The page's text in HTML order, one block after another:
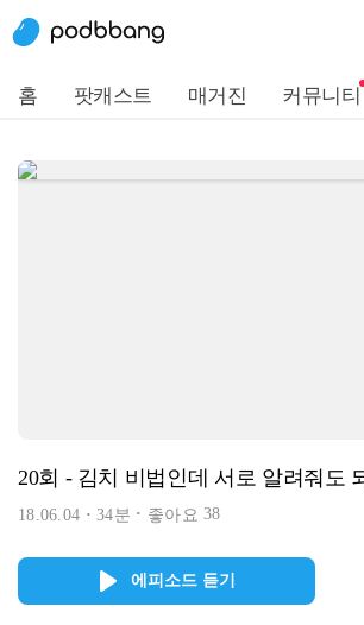
홈 팟캐스트 매거진 커뮤니티
20회 - 김치 비법인데 서로 알려줘도
18.06.04 34분 좋아요38
에피소드 듣기